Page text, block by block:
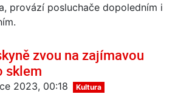
provází posluchače dopoledním i
zvou na zajímavou
sklem
2023, 00:18 Kultura